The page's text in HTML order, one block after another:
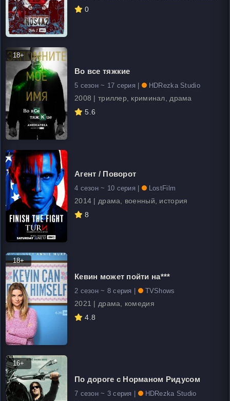
0
18+
Во все тяжкие
5 сезон ~ 17 серия | HDRezka Studio
2008 | триллер, криминал, драма
5.6
Агент / Поворот
4 сезон ~ 10 серия | LostFilm
2014 | драма, военный, история
8
18+
Кевин может пойти на***
2 сезон ~ 8 серия | TVShows
2021 | драма, комедия
4.8
16+
По дороге с Норманом Ридусом
7 сезон ~ 3 серия | HDRezka Studio